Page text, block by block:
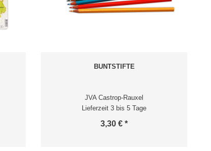
BUNTSTIFTE
JVA Castrop-Rauxel
Lieferzeit 3 bis 5 Tage
3,30 € *